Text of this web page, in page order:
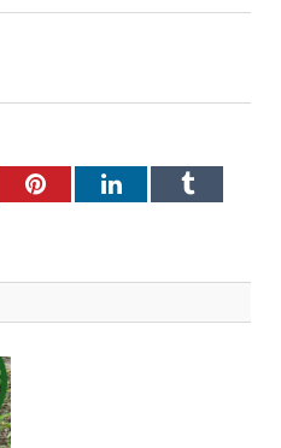
PinterestLinkedInTumblr